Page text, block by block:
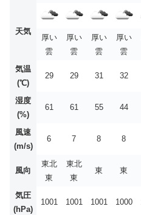
天気
厚い
雲
厚い
雲
厚い
雲
厚い
雲
気温
(℃)
29 29 31 32
湿度
(%)
61 61 55 44
風速
(m/s)
6 7 8 8
風向
東北
東
東北
東
東 東
気圧
(hPa)
1001 1001 1001 1000